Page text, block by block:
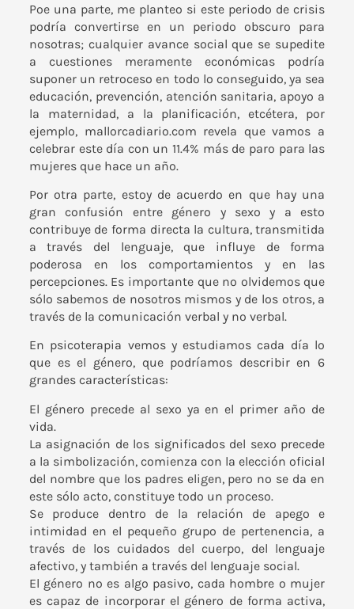
Poe una parte, me planteo si este periodo de crisis
podría convertirse en un periodo obscuro para
nosotras; cualquier avance social que se supedite
a cuestiones meramente económicas podría
suponer un retroceso en todo lo conseguido, ya sea
educación, prevención, atención sanitaria, apoyo a
la maternidad, a la planificación, etcétera, por
ejemplo, mallorcadiario.com revela que vamos a
celebrar este día con un 11.4% más de paro para las
mujeres que hace un año.
Por otra parte, estoy de acuerdo en que hay una
gran confusión entre género y sexo y a esto
contribuye de forma directa la cultura, transmitida
a través del lenguaje, que influye de forma
poderosa en los comportamientos y en las
percepciones. Es importante que no olvidemos que
sólo sabemos de nosotros mismos y de los otros, a
través de la comunicación verbal y no verbal.
En psicoterapia vemos y estudiamos cada día lo
que es el género, que podríamos describir en 6
grandes características:
El género precede al sexo ya en el primer año de
vida.
La asignación de los significados del sexo precede
a la simbolización, comienza con la elección oficial
del nombre que los padres eligen, pero no se da en
este sólo acto, constituye todo un proceso.
Se produce dentro de la relación de apego e
intimidad en el pequeño grupo de pertenencia, a
través de los cuidados del cuerpo, del lenguaje
afectivo, y también a través del lenguaje social.
El género no es algo pasivo, cada hombre o mujer
es capaz de incorporar el género de forma activa,